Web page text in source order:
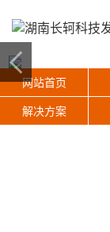
网站首页
解决方案